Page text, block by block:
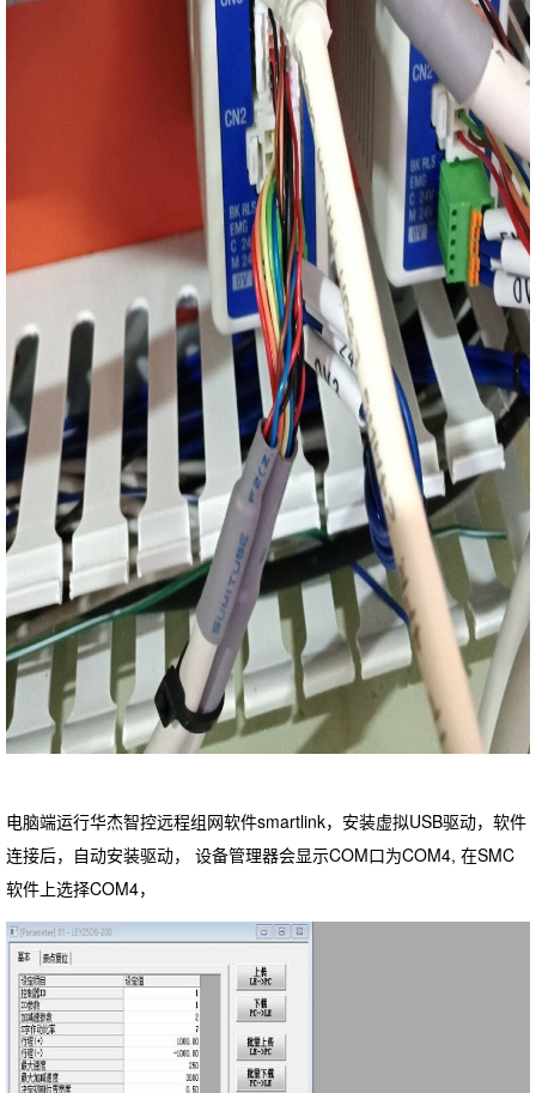
电脑端运行华杰智控远程组网软件smartlink，安装虚拟USB驱动，软件
连接后，自动安装驱动， 设备管理器会显示COM口为COM4, 在SMC
软件上选择COM4，